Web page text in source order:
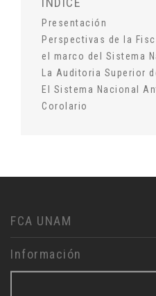
Presentación
Perspectivas de la
el marco del Sistema
La Auditoria Superior
El Sistema Nacional
Corolario
FCA UNAM
Información